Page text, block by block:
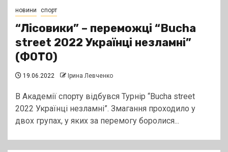
новини спорт
“Лісовики” – переможці “Bucha
street 2022 Українці незламні”
(ФОТО)
19.06.2022 Ірина Левченко
В Академії спорту відбувся Турнір “Bucha street
2022 Українці незламні”. Змагання проходило у
двох групах, у яких за перемогу боролися...